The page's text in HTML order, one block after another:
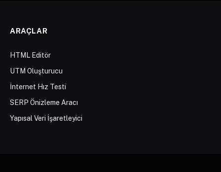
ARAÇLAR
HTML Editör
UTM Oluşturucu
İnternet Hız Testi
SERP Önizleme Aracı
Yapısal Veri İşaretleyici